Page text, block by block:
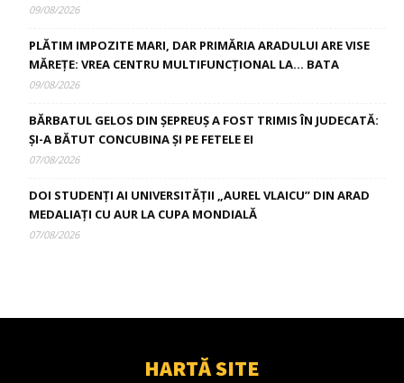
09/08/2026
PLĂTIM IMPOZITE MARI, DAR PRIMĂRIA ARADULUI ARE VISE
MĂREȚE: VREA CENTRU MULTIFUNCȚIONAL LA… BATA
09/08/2026
BĂRBATUL GELOS DIN ȘEPREUȘ A FOST TRIMIS ÎN JUDECATĂ:
ȘI-A BĂTUT CONCUBINA ȘI PE FETELE EI
07/08/2026
DOI STUDENȚI AI UNIVERSITĂȚII „AUREL VLAICU” DIN ARAD
MEDALIAȚI CU AUR LA CUPA MONDIALĂ
07/08/2026
HARTĂ SITE